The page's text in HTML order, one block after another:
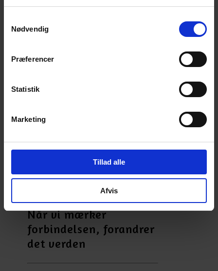
Nødvendig
Præferencer
Statistik
Marketing
Tillad alle
Afvis
Vi er alle
forbundne
Når vi mærker
forbindelsen, forandrer
det verden